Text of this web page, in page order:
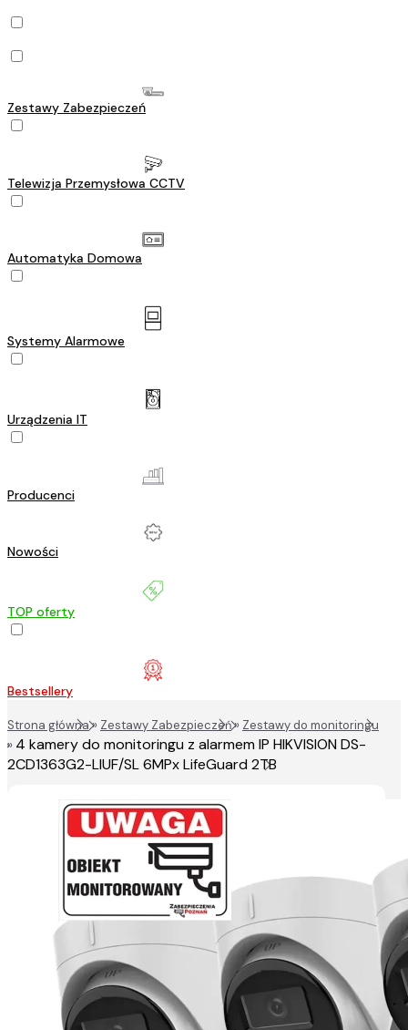
Zestawy Zabezpieczeń
Telewizja Przemysłowa CCTV
Automatyka Domowa
Systemy Alarmowe
Urządzenia IT
Producenci
Nowości
TOP oferty
Bestsellery
Strona główna» Zestawy Zabezpieczeń» Zestawy do monitoringu
» 4 kamery do monitoringu z alarmem IP HIKVISION DS-
2CD1363G2-LIUF/SL 6MPx LifeGuard 2TB